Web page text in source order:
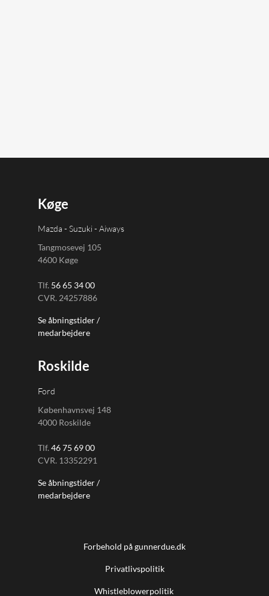
Køge
Mazda - Suzuki - Aiways
Tangmosevej 105
4600 Køge
Tlf. 56 65 34 00
CVR. 24257886
Se åbningstider /
medarbejdere
Roskilde
Ford
Københavnsvej 148
4000 Roskilde
Tlf. 46 75 69 00
CVR. 13352291
Se åbningstider /
medarbejdere
Forbehold på gunnerdue.dk
Privatlivspolitik
Whistleblowerpolitik